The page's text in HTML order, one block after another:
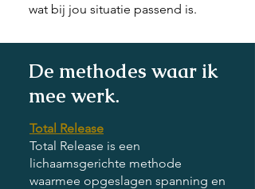
wat bij jou situatie passend is.
De methodes waar ik
mee werk.
Total Release
Total Release is een
lichaamsgerichte methode
waarmee opgeslagen spanning en